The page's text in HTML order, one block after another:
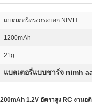
แบตเตอรี่ทรงกระบอก NIMH
1200mAh
21g
แบตเตอรี่แบบชาร์จ nimh
1.2V อัตราสูง RC งาน